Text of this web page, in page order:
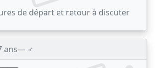
de départ et retour à discuter
ans— ♂️